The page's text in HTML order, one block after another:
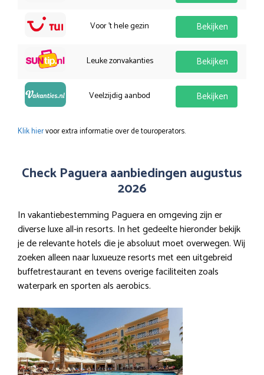
Voor 't hele gezin Bekijken
Leuke zonvakanties Bekijken
Veelzijdig aanbod Bekijken
Klik hiervoor extra informatie over de touroperators.
Check Paguera aanbiedingen augustus
2026
In vakantiebestemming Paguera en omgeving zijn er
diverse luxe all-in resorts. In het gedeelte hieronder bekijk
je de relevante hotels die je absoluut moet overwegen. Wij
zoeken alleen naar luxueuze resorts met een uitgebreid
buffetrestaurant en tevens overige faciliteiten zoals
waterpark en sporten als aerobics.